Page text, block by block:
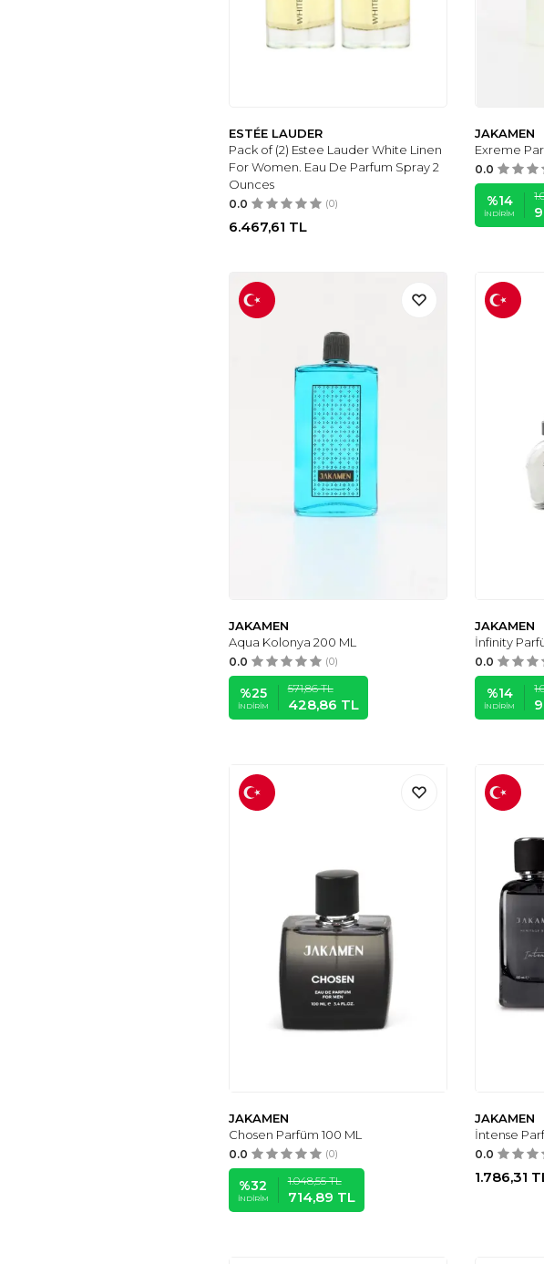
ESTÉE LAUDER
Pack of (2) Estee Lauder White Linen
For Women. Eau De Parfum Spray 2
Ounces
0.0 (0)
6.467,61 TL
JAKAMEN
Exreme
0.0
%14
İNDIRIM
JAKAMEN
Aqua Kolonya 200 ML
0.0 (0)
%25
İNDIRIM
571,86TL
428,86 TL
JAKAMEN
İnfinity
0.0
%14
İNDIRIM
JAKAMEN
Chosen Parfüm 100 ML
0.0 (0)
%32
İNDIRIM
1.048,55TL
714,89 TL
JAKAMEN
İntense
0.0
1.786,31